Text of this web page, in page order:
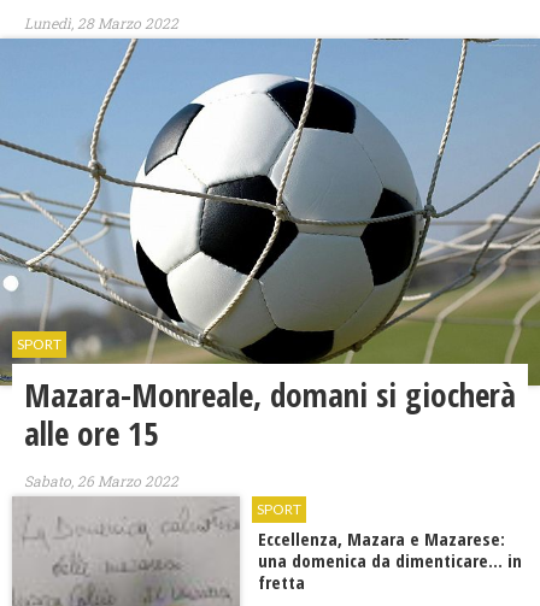
Lunedì, 28 Marzo 2022
SPORT
Mazara-Monreale, domani si giocherà
alle ore 15
Sabato, 26 Marzo 2022
SPORT
Eccellenza, Mazara e Mazarese:
una domenica da dimenticare… in
fretta